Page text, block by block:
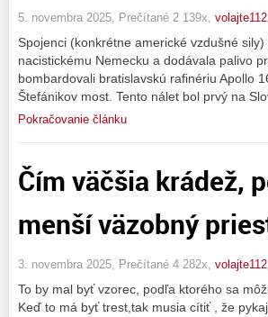
5. novembra 2025, Prečítané 2 139x, volajte112
Spojenci (konkrétne americké vzdušné
nacistickému Nemecku a dodávala palivo
bombardovali bratislavskú rafinériu Apollo
Štefánikov most. Tento nálet bol prvý na
Pokračovanie článku
Čím väčšia krádež,
menší väzobný
3. novembra 2025, Prečítané 4 282x, volajte112
To by mal byť vzorec, podľa ktorého sa
Keď to má byť trest,tak musia cítiť , že